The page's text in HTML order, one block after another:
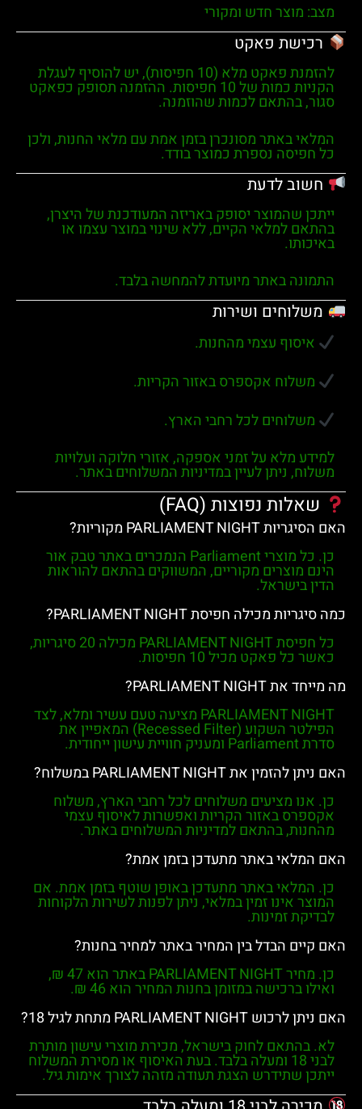
מצב:מוצר חדש ומקורי
רכישת פאקט
להזמנת פאקט מלא (10 חפיסות), יש להוסיף לעגלת
הקניות כמות של10 חפיסות . ההזמנה תסופק כפאקט
סגור, בהתאם לכמות שהוזמנה.
המלאי באתר מסונכרן בזמן אמת עם מלאי החנות, ולכן
כל חפיסה נספרת כמוצר בודד.
חשוב לדעת
ייתכן שהמוצר יסופק באריזה המעודכנת של היצרן,
בהתאם למלאי הקיים, ללא שינוי במוצר עצמו או
באיכותו.
התמונה באתר מיועדת להמחשה בלבד.
משלוחים ושירות
איסוף עצמי מהחנות.
משלוח אקספרס באזור הקריות.
משלוחים לכל רחבי הארץ.
למידע מלא על זמני אספקה, אזורי חלוקה ועלויות
משלוח, ניתן לעיין במדיניות המשלוחים באתר.
שאלות נפוצות (FAQ)
האם הסיגריות PARLIAMENT NIGHT מקוריות?
כן. כל מוצריParliamentהנמכרים באתרטבק אור
הינם מוצרים מקוריים, המשווקים בהתאם להוראות
הדין בישראל.
כמה סיגריות מכילה חפיסת PARLIAMENT NIGHT?
כל חפיסתPARLIAMENT NIGHTמכילה20 סיגריות ,
כאשר כל פאקט מכיל10 חפיסות
.
מה מייחד את PARLIAMENT NIGHT?
PARLIAMENT NIGHTמציעה טעם עשיר ומלא, לצד
הפילטר השקוע (Recessed Filter) המאפיין את
סדרת Parliament ומעניק חוויית עישון ייחודית.
האם ניתן להזמין את PARLIAMENT NIGHT במשלוח?
כן. אנו מציעים משלוחים לכל רחבי הארץ, משלוח
אקספרס באזור הקריות ואפשרות לאיסוף עצמי
מהחנות, בהתאם למדיניות המשלוחים באתר.
האם המלאי באתר מתעדכן בזמן אמת?
כן. המלאי באתר מתעדכן באופן שוטף בזמן אמת. אם
המוצר אינו זמין במלאי, ניתן לפנות לשירות הלקוחות
לבדיקת זמינות.
האם קיים הבדל בין המחיר באתר למחיר בחנות?
כן. מחירPARLIAMENT NIGHTבאתר הוא47 ₪
,
ואילו ברכישה במזומן בחנות המחיר הוא46 ₪
.
האם ניתן לרכוש PARLIAMENT NIGHT מתחת לגיל 18?
לא. בהתאם לחוק בישראל, מכירת מוצרי עישון מותרת
לבני18 ומעלה בלבד . בעת האיסוף או מסירת המשלוח
ייתכן שתידרש הצגת תעודה מזהה לצורך אימות גיל.